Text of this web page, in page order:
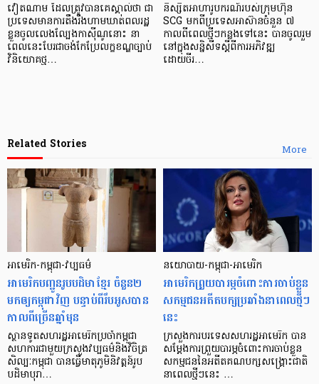
វៀតណាម ដែលត្រូវបានគេស្គាល់ថា ជា
ប្រទេសមានការតឹងរឹងហាមឃាត់ពលរដ្ឋ
ខ្លួនចូលលេងល្បែងកាស៊ីណូនោះ នា
ពេលនេះបែរជាចង់កែប្រែលក្ខខណ្ឌច្បាប់
វិនិយោគថ្ម…
និស្សិត​អាហារូបករណ៍​របស់​ក្រុមហ៊ុន
SCG មកពីប្រទេសអាស៊ានចំនួន ៧
កាលពីពេលថ្មីៗកន្លងទៅនេះ បានចូលរួម
នៅក្នុងសន្និសីទស្ដីពីការអភិវឌ្ឍ
ដោយចីរ…
More
Related Stories
អាមេរិក​-កម្ពុជា-វប្បធម៌
អាមេរិក​បញ្ជូន​រូបបដិមា​​ខ្មែរ ចំនួន២
មក​ឲ្យ​កម្ពុជាវិញ បន្ទាប់ពីរឹបអូសបាន​
កាលពីច្រើនឆ្នាំមុន
ស្ថានទូត​សហរដ្ឋ​​អាមេរិក​ប្រចាំ​កម្ពុជា​
សហការជាមួយ​ក្រសួង​វប្បធម៌​និង​វិចិត្រ​
សិល្បៈ​កម្ពុជា បាន​ធ្វើ​មាតុភូមិ​និវត្តន៍​រូប​
បដិមា​បុរា…
នយោបាយ-កម្ពុជា-អាមេរិក
អាមេរិក​ព្រួយ​បារម្ភ​ចំពោះ​ការ​ចាប់​ខ្លួន​
សកម្មជន​អតីត​បក្ស​ប្រឆាំង​នា​ពេល​ថ្មីៗ​
នេះ
ក្រសួង​ការបរទេស​សហរដ្ឋ​អាមេរិក​ បាន​
សម្ដែង​ការ​ព្រួយ​បារម្ភ​ចំពោះ​ការ​ចាប់​ខ្លួន​
សកម្មជន​នៃ​អតីត​គណបក្ស​សង្គ្រោះ​ជាតិ
នា​ពេល​ថ្មីៗ​នេះ …